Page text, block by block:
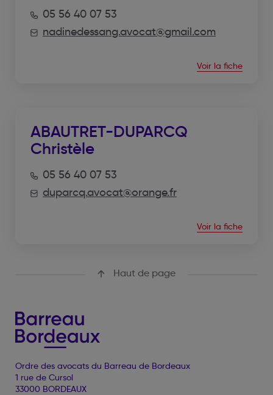
05 56 40 07 53
nadinedessang.avocat@gmail.com
Voir la fiche
ABAUTRET-DUPARCQ
Christèle
05 56 40 07 53
duparcq.avocat@orange.fr
Voir la fiche
Haut de page
Ordre des avocats du Barreau de Bordeaux
1 rue de Cursol
33000 BORDEAUX